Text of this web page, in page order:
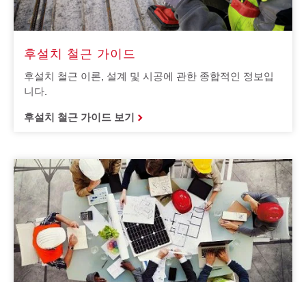
후설치 철근 가이드
후설치 철근 이론, 설계 및 시공에 관한 종합적인 정보입
니다.
후설치 철근 가이드 보기